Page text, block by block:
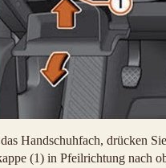
Handschuhfach, drücken
(1) in Pfeilrichtung nach